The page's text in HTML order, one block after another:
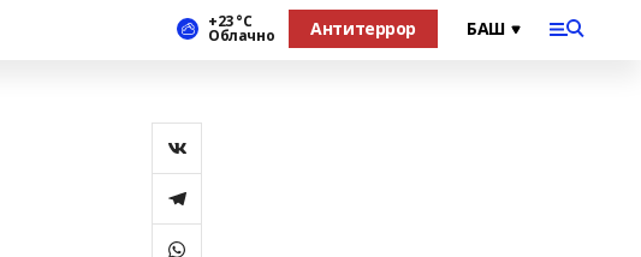
+23 °С
Облачно Антитеррор